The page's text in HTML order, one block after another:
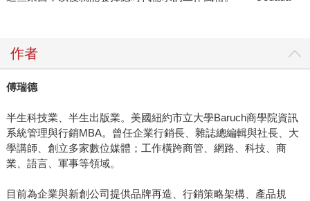
作者
傅瑞德
半生科技業、半生出版業。美國紐約市立大學Baruch商學院資訊
系統管理與行銷MBA。曾任企業行銷長、雜誌總編輯與社長、大
學講師、創立多家數位媒體；工作橫跨商管、網路、科技、商
業、語言、軍事等領域。
目前為企業與新創公司提供品牌再造、行銷策略架構、產品規